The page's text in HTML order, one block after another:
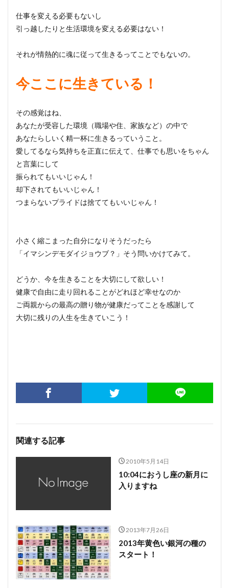
仕事を変える必要もないし
引っ越したりと生活環境を変える必要はない！
それが情熱的に魂に従って生きるってことでもないの。
今ここに生きている！
その感覚はね、
あなたが受容した環境（職場や住、家族など）の中で
あなたらしいく精一杯に生きるっていうこと。
愛してるなら気持ちを正直に伝えて、仕事でも思いをちゃん
と言葉にして
振られてもいいじゃん！
却下されてもいいじゃん！
つまらないプライドは捨ててもいいじゃん！
小さく縮こまった自分になりそうだったら
「イマシンデモダイジョウブ？」そう問いかけてみて。
どうか、今を生きることを大切にして欲しい！
健康で自由に走り回れることがどれほど幸せなのか
ご両親からの最高の贈り物が健康だってことを感謝して
大切に残りの人生を生きていこう！
関連する記事
2010年5月14日
10:04におうし座の新月に
入りますね
2013年7月26日
2013年黄色い銀河の種の
スタート！